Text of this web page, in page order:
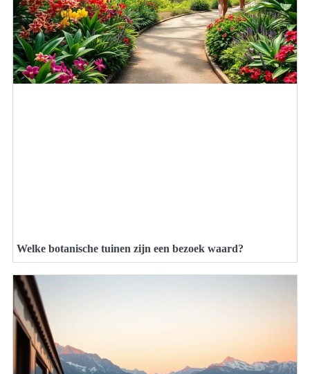
Welke botanische tuinen zijn een bezoek waard?